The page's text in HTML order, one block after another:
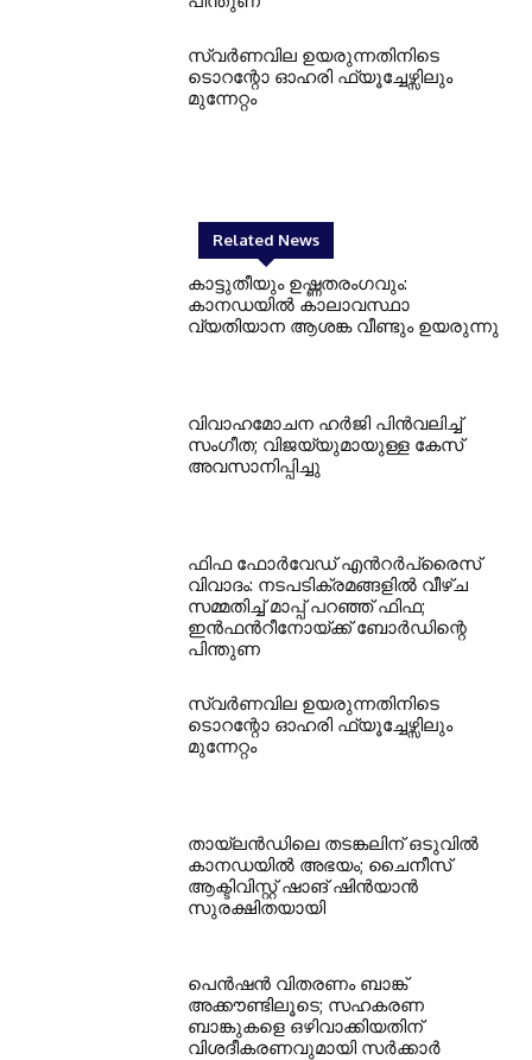
സ്വർണവില ഉയരുന്നതിനിടെ
ടൊറന്റോ ഓഹരി ഫ്യൂച്ചേഴ്സിലും
മുന്നേറ്റം
Related News
കാട്ടുതീയും ഉഷ്ണതരംഗവും:
കാനഡയിൽ കാലാവസ്ഥാ
വ്യതിയാന ആശങ്ക വീണ്ടും ഉയരുന്നു
വിവാഹമോചന ഹർജി പിൻവലിച്ച്
സംഗീത; വിജയ്‌യുമായുള്ള കേസ്
അവസാനിപ്പിച്ചു
ഫിഫ ഫോർവേഡ് എൻറർപ്രൈസ്
വിവാദം: നടപടിക്രമങ്ങളിൽ വീഴ്ച
സമ്മതിച്ച് മാപ്പ് പറഞ്ഞ് ഫിഫ;
ഇൻഫൻറീനോയ്ക്ക് ബോർഡിന്റെ
പിന്തുണ
സ്വർണവില ഉയരുന്നതിനിടെ
ടൊറന്റോ ഓഹരി ഫ്യൂച്ചേഴ്സിലും
മുന്നേറ്റം
തായ്‌ലൻഡിലെ തടങ്കലിന് ഒടുവിൽ
കാനഡയിൽ അഭയം; ചൈനീസ്
ആക്ടിവിസ്റ്റ് ഷാങ് ഷിൻയാൻ
സുരക്ഷിതയായി
പെൻഷൻ വിതരണം ബാങ്ക്
അക്കൗണ്ടിലൂടെ; സഹകരണ
ബാങ്കുകളെ ഒഴിവാക്കിയതിന്
വിശദീകരണവുമായി സർക്കാർ